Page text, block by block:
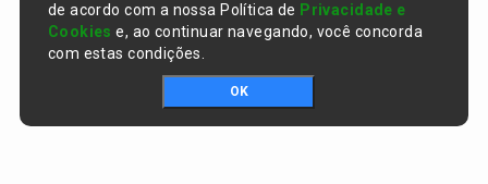
de acordo com a nossa Política de Privacidade e
Cookies e, ao continuar navegando, você concorda
com estas condições.
OK